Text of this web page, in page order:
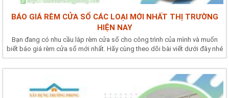
BÁO GIÁ RÈM CỬA SỔ CÁC LOẠI MỚI NHẤT THỊ TRƯỜNG
HIỆN NAY
Bạn đang có nhu cầu lắp rèm cửa sổ cho công trình của mình và muốn
biết báo giá rèm cửa sổ mới nhất. Hãy cùng theo dõi bài viết dưới đây nhé